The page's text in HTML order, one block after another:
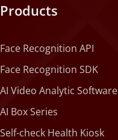
Products
Face Recognition API
Face Recognition SDK
AI Video Analytic Software
AI Box Series
Self-check Health Kiosk